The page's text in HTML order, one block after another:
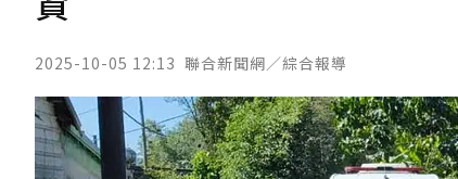
2025-10-05 12:13 聯合新聞網／綜合報導